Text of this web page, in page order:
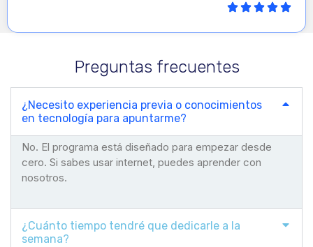
Preguntas frecuentes
¿Necesito experiencia previa o conocimientos
en tecnología para apuntarme?
No. El programa está diseñado para empezar desde
cero. Si sabes usar internet, puedes aprender con
nosotros.
¿Cuánto tiempo tendré que dedicarle a la
semana?